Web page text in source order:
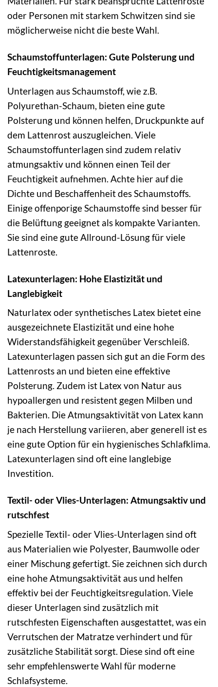
oder Personen mit starkem Schwitzen sind sie
möglicherweise nicht die beste Wahl.
Schaumstoffunterlagen: Gute Polsterung und
Feuchtigkeitsmanagement
Unterlagen aus Schaumstoff, wie z.B.
Polyurethan-Schaum, bieten eine gute
Polsterung und können helfen, Druckpunkte auf
dem Lattenrost auszugleichen. Viele
Schaumstoffunterlagen sind zudem relativ
atmungsaktiv und können einen Teil der
Feuchtigkeit aufnehmen. Achte hier auf die
Dichte und Beschaffenheit des Schaumstoffs.
Einige offenporige Schaumstoffe sind besser für
die Belüftung geeignet als kompakte Varianten.
Sie sind eine gute Allround-Lösung für viele
Lattenroste.
Latexunterlagen: Hohe Elastizität und
Langlebigkeit
Naturlatex oder synthetisches Latex bietet eine
ausgezeichnete Elastizität und eine hohe
Widerstandsfähigkeit gegenüber Verschleiß.
Latexunterlagen passen sich gut an die Form des
Lattenrosts an und bieten eine effektive
Polsterung. Zudem ist Latex von Natur aus
hypoallergen und resistent gegen Milben und
Bakterien. Die Atmungsaktivität von Latex kann
je nach Herstellung variieren, aber generell ist es
eine gute Option für ein hygienisches Schlafklima.
Latexunterlagen sind oft eine langlebige
Investition.
Textil- oder Vlies-Unterlagen: Atmungsaktiv und
rutschfest
Spezielle Textil- oder Vlies-Unterlagen sind oft
aus Materialien wie Polyester, Baumwolle oder
einer Mischung gefertigt. Sie zeichnen sich durch
eine hohe Atmungsaktivität aus und helfen
effektiv bei der Feuchtigkeitsregulation. Viele
dieser Unterlagen sind zusätzlich mit
rutschfesten Eigenschaften ausgestattet, was ein
Verrutschen der Matratze verhindert und für
zusätzliche Stabilität sorgt. Diese sind oft eine
sehr empfehlenswerte Wahl für moderne
Schlafsysteme.